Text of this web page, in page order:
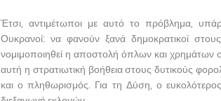
Έτσι, αντιμέτωποι με αυτό το πρόβλημα,
Ουκρανοί: να φανούν ξανά δημοκρατικοί
νομιμοποιηθεί η αποστολή όπλων και χρημάτων
αυτή η στρατιωτική βοήθεια στους δυτικούς
και ο πληθωρισμός. Για τη Δύση, ο